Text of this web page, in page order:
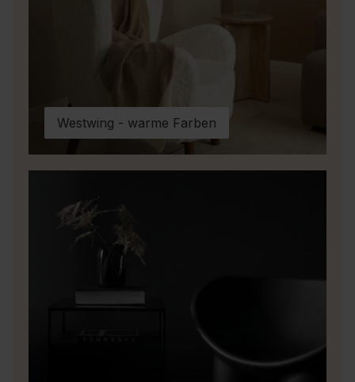
Westwing - warme Farben